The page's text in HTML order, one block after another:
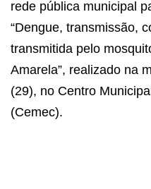
rede pública municipal
“Dengue, transmissão,
transmitida pelo
Amarela”, realizado na
(29), no Centro
(Cemec).